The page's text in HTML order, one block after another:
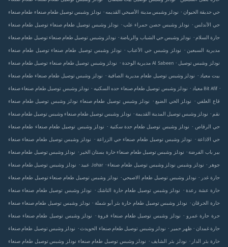
طعام صنعاء‎ مدينة الأصبحي القديمه. نودلز وشبس توصيل طعام صنعاء‎ حي حديقة الحيوان . نودلز وشبس
توصيل طعام صنعاء‎ حصن حمراء علب . نودلز وشبس توصيل طعام صنعاء‎ حي الأندلس . نودلز وشبس
توصيل طعام صنعاء‎ حي الشباب والرياضة. نودلز وشبس توصيل طعام صنعاء‎ حارة السلام. نودلز وشبس
توصيل طعام صنعاء‎ حي الأعناب . نودلز وشبس توصيل طعام صنعاء‎ مديرية السبعين . نودلز وشبس
توصيل طعام صنعاء‎ مديرية الوحدة . نودلز وشبس توصيل طعام صنعاء‎ Al Sabeen . نودلز وشبس توصيل
طعام صنعاء‎ مديرية الصافية . نودلز وشبس توصيل طعام صنعاء‎ بيت معياد . نودلز وشبس توصيل طعام
صنعاء‎ حده السكنيه . نودلز وشبس توصيل طعام صنعاء‎ معياد . نودلز وشبس توصيل طعام صنعاء‎ Bit Afif .
نودلز وشبس توصيل طعام صنعاء‎ الحي الضيع . نودلز وشبس توصيل طعام صنعاء‎ قاع العلفي . نودلز
وشبس توصيل طعام صنعاء‎ المدينة القديمة. نودلز وشبس توصيل طعام صنعاء‎ نقم. نودلز وشبس توصيل
طعام صنعاء‎ حدة سكنية . نودلز وشبس توصيل طعام صنعاء‎ حي الرقاص . نودلز وشبس توصيل طعام
صنعاء‎ حي الزراعة . نودلز وشبس توصيل طعام صنعاء‎ حي الاذاعة . نودلز وشبس توصيل طعام صنعاء‎
حارة بستان الخير . نودلز وشبس توصيل طعام صنعاء‎ باب الفرضة. نودلز وشبس توصيل طعام صنعاء‎ بير
عبيد. نودلز وشبس توصيل طعام صنعاء‎ Johar . نودلز وشبس توصيل طعام صنعاء‎ جوهر . نودلز وشبس
توصيل طعام صنعاء‎ الاصبحي . نودلز وشبس توصيل طعام صنعاء‎ حارة غدر . نودلز وشبس توصيل طعام
صنعاء‎ حارة التاشك . نودلز وشبس توصيل طعام صنعاء‎ حارة عشة رعدة . نودلز وشبس توصيل طعام
صنعاء‎ حارة بئر أبو شملة . نودلز وشبس توصيل طعام صنعاء‎ حارة الحرقان. نودلز وشبس توصيل طعام
صنعاء‎ فروة . نودلز وشبس توصيل طعام صنعاء‎ حارة عمرو . نودلز وشبس توصيل طعام صنعاء‎ حرة
الحويدث. نودلز وشبس توصيل طعام صنعاء‎ ظهر حمير . نودلز وشبس توصيل طعام صنعاء‎ حارة غمدان .
نودلز وشبس توصيل طعام صنعاء‎ بئر الشايف . نودلز وشبس توصيل طعام صنعاء‎ حارة بئر الدار . نودلز